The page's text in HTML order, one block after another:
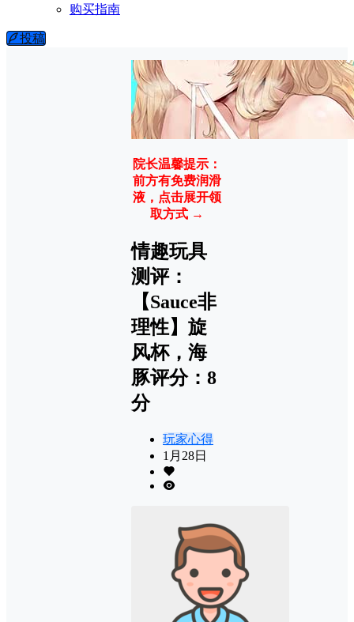
购买指南
投稿
院长温馨提示：
前方有免费润滑
液，点击展开领
取方式 →
情趣玩具
测评：
【Sauce非
理性】旋
风杯，海
豚评分：8
分
玩家心得
1月28日